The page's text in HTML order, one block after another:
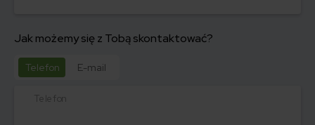
Jak możemy się z Tobą skontaktować?
Telefon E-mail
Telefon